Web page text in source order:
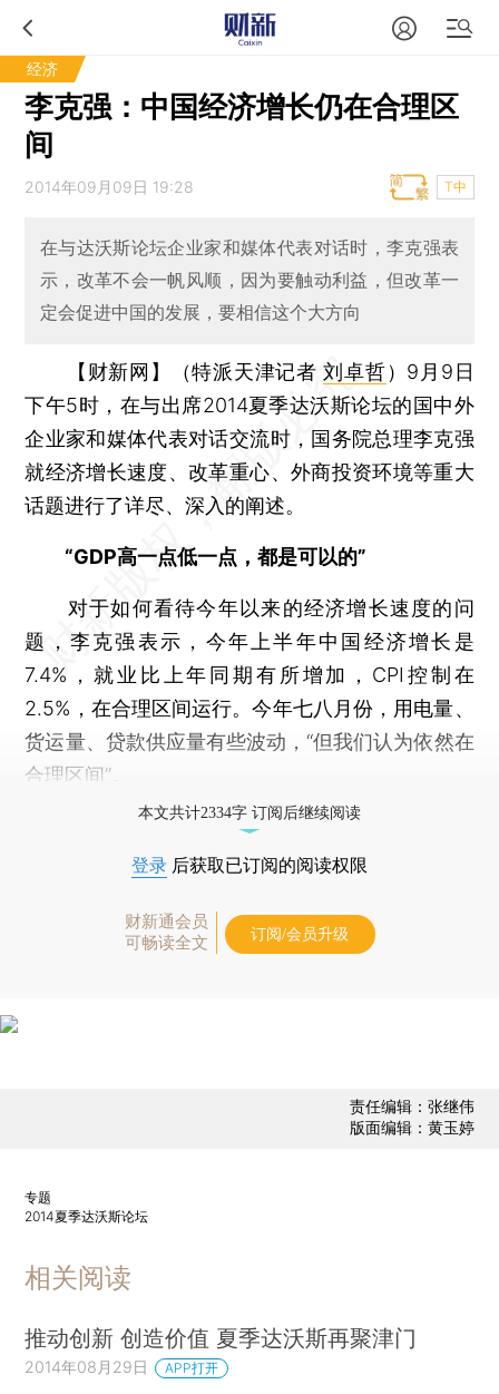
经济
李克强：中国经济增长仍在合理区
间
2014年09月09日 19:28 T中
在与达沃斯论坛企业家和媒体代表对话时，李克强表
示，改革不会一帆风顺，因为要触动利益，但改革一
定会促进中国的发展，要相信这个大方向
【财新网】（特派天津记者刘卓哲） 9月9日
下午5时，在与出席2014夏季达沃斯论坛的国中外
企业家和媒体代表对话交流时，国务院总理李克强
就经济增长速度、改革重心、外商投资环境等重大
话题进行了详尽、深入的阐述。
“GDP高一点低一点，都是可以的”
对于如何看待今年以来的经济增长速度的问
题，李克强表示，今年上半年中国经济增长是
7.4%，就业比上年同期有所增加，CPI控制在
2.5%，在合理区间运行。今年七八月份，用电量、
货运量、贷款供应量有些波动，“但我们认为依然在
合理区间”。
本文共计2334字 订阅后继续阅读
登录 后获取已订阅的阅读权限
财新通会员
可畅读全文
订阅/会员升级
责任编辑：张继伟
版面编辑：黄玉婷
专题
2014夏季达沃斯论坛
相关阅读
推动创新 创造价值 夏季达沃斯再聚津门
2014年08月29日 APP打开